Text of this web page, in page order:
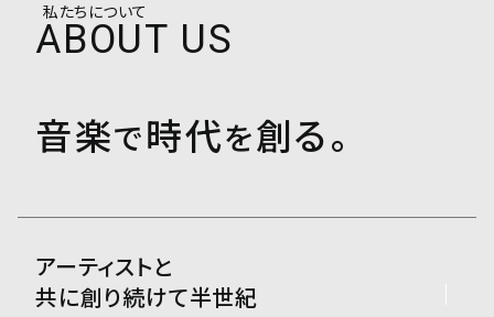
ABOUT US
私たちについて
音楽で時代を創る。
アーティストと
共に創り続けて半世紀